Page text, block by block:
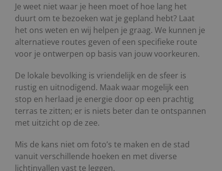
Je weet niet waar je heen moet of hoe lang het
duurt om te bezoeken wat je gepland hebt? Laat
het ons weten en wij helpen je graag. We kunnen je
alternatieve routes geven of een specifieke route
voor je ontwerpen op basis van jouw voorkeuren.
De lokale bevolking is vriendelijk en de sfeer is
rustig en uitnodigend. Maak waar mogelijk een
stop en herlaad je energie door op een prachtig
terras te zitten; er is niets beter dan te ontspannen
met uitzicht op de zee.
Mis de kans niet om foto’s te maken en de stad
vanuit verschillende hoeken en met diverse
lichtinvallen vast te leggen.